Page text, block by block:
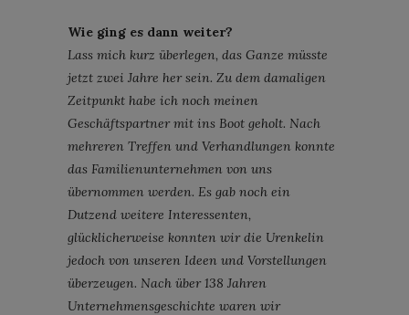
Wie ging es dann weiter?
Lass mich kurz überlegen, das Ganze müsste
jetzt zwei Jahre her sein. Zu dem damaligen
Zeitpunkt habe ich noch meinen
Geschäftspartner mit ins Boot geholt. Nach
mehreren Treffen und Verhandlungen konnte
das Familienunternehmen von uns
übernommen werden. Es gab noch ein
Dutzend weitere Interessenten,
glücklicherweise konnten wir die Urenkelin
jedoch von unseren Ideen und Vorstellungen
überzeugen. Nach über 138 Jahren
Unternehmensgeschichte waren wir